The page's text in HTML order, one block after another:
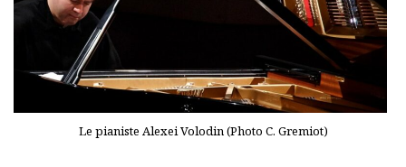
Le pianiste Alexei Volodin (Photo C. Gremiot)